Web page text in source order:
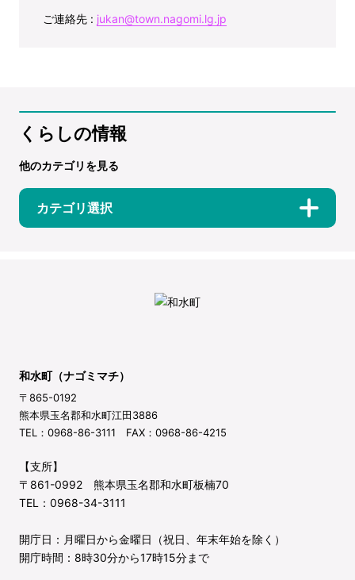
ご連絡先 : jukan@town.nagomi.lg.jp
くらしの情報
他のカテゴリを見る
カテゴリ選択
和水町（ナゴミマチ）
〒865-0192
熊本県玉名郡和水町江田3886
TEL：0968-86-3111 FAX：0968-86-4215
【支所】
〒861-0992 熊本県玉名郡和水町板楠70
TEL：0968-34-3111
開庁日：月曜日から金曜日（祝日、年末年始を除く）
開庁時間：8時30分から17時15分まで